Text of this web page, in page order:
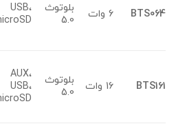
BTS064 6 وات
بلوتوث
5.0
USB،
BTS161 16 وات
بلوتوث
5.0
AUX،
USB،